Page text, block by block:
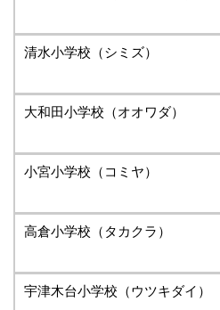
清水小学校（シミズ）
大和田小学校（オオワダ）
小宮小学校（コミヤ）
高倉小学校（タカクラ）
宇津木台小学校（ウツキダイ）